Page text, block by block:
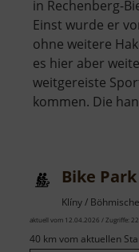
in Rechenberg-
Einst wurde er
ohne weitere
es hier aber
weitgereiste
kommen. Die
Bike
Klíny /
aktuell vom 12.04.2026 / Zugriffe:
40 km vom aktuellen